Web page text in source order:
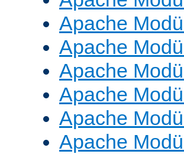
Apache
Apache
Apache
Apache
Apache
Apache